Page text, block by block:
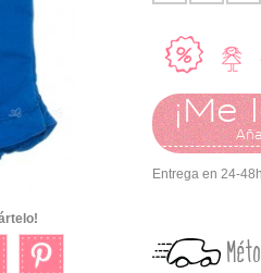
¡Me
Entrega en 24-48h